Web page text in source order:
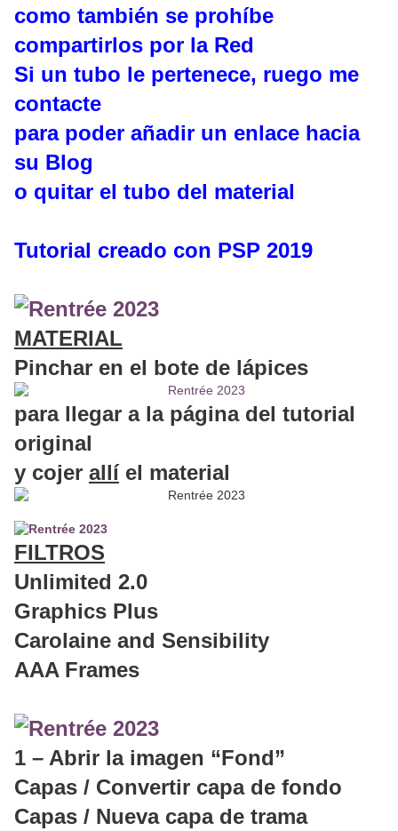
como también se prohíbe
compartirlos por la Red
Si un tubo le pertenece, ruego me
contacte
para poder añadir un enlace hacia
su Blog
o quitar el tubo del material
Tutorial creado con PSP 2019
MATERIAL
Pinchar en el bote de lápices
para llegar a la página del tutorial
original
y cojer allíel material
FILTROS
Unlimited 2.0
Graphics Plus
Carolaine and Sensibility
AAA Frames
1 – Abrir la imagen “Fond”
Capas / Convertir capa de fondo
Capas / Nueva capa de trama